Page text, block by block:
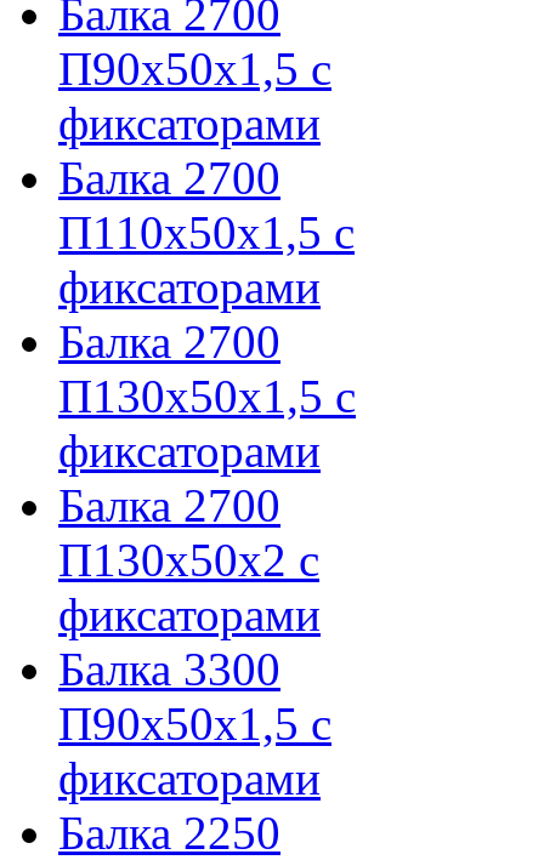
Балка 2700
П90х50х1,5 с
фиксаторами
Балка 2700
П110х50х1,5 с
фиксаторами
Балка 2700
П130х50х1,5 с
фиксаторами
Балка 2700
П130х50х2 с
фиксаторами
Балка 3300
П90х50х1,5 с
фиксаторами
Балка 2250